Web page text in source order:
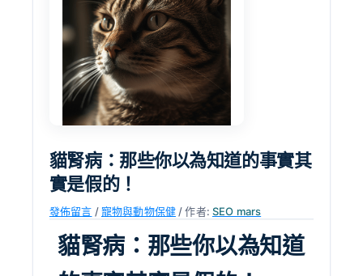
貓腎病：那些你以為知道的事實其
實是假的！
發佈留言 /寵物與動物保健/ 作者: SEO mars
貓腎病：那些你以為知道